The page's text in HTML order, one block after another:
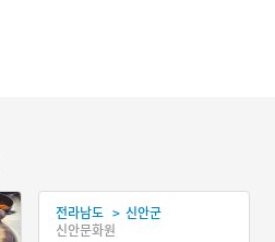
전라남도 > 신안군
신안문화원